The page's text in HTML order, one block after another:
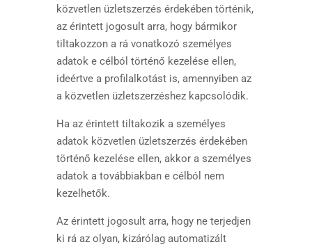
közvetlen üzletszerzés érdekében történik,
az érintett jogosult arra, hogy bármikor
tiltakozzon a rá vonatkozó személyes
adatok e célból történő kezelése ellen,
ideértve a profilalkotást is, amennyiben az
a közvetlen üzletszerzéshez kapcsolódik.
Ha az érintett tiltakozik a személyes
adatok közvetlen üzletszerzés érdekében
történő kezelése ellen, akkor a személyes
adatok a továbbiakban e célból nem
kezelhetők.
Az érintett jogosult arra, hogy ne terjedjen
ki rá az olyan, kizárólag automatizált